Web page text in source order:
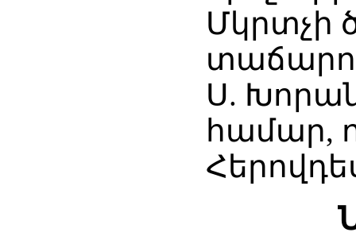
Մկրտչի
Ս.
համար,